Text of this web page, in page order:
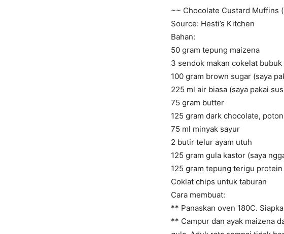
~~ Chocolate Custard Muffins
Source: Hesti’s Kitchen
Bahan:
50 gram tepung maizena
3 sendok makan cokelat bubuk
100 gram brown sugar (saya
225 ml air biasa (saya pakai
75 gram butter
125 gram dark chocolate,
75 ml minyak sayur
2 butir telur ayam utuh
125 gram gula kastor (saya
125 gram tepung terigu protein
Coklat chips untuk taburan
Cara membuat:
** Panaskan oven 180C.
** Campur dan ayak maizena